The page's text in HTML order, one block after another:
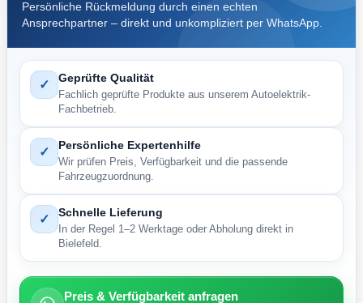
Persönliche Rückmeldung durch einen echten
Ansprechpartner – direkt und unkompliziert per WhatsApp.
✓ Geprüfte Qualität
Fachlich geprüfte Produkte aus unserem Autoelektrik-
Fachbetrieb.
✓ Persönliche Expertenhilfe
Wir prüfen Preis, Verfügbarkeit und die passende
Fahrzeugzuordnung.
✓ Schnelle Lieferung
In der Regel 1–2 Werktage oder Abholung direkt in
Bielefeld.
Preis & Verfügbarkeit anfragen